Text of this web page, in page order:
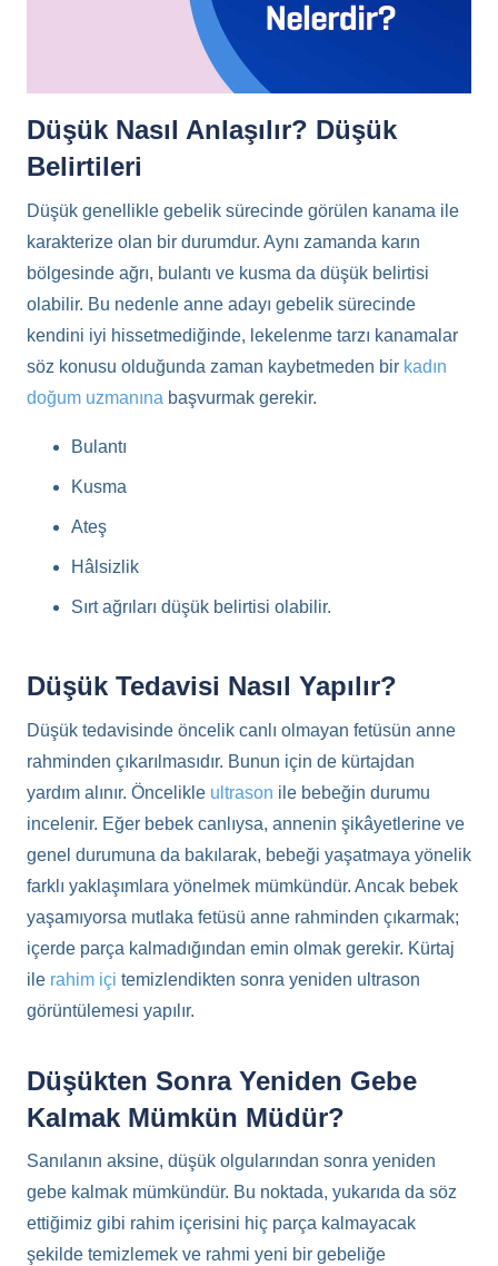
Düşük Nasıl Anlaşılır? Düşük
Belirtileri
Düşük genellikle gebelik sürecinde görülen kanama ile
karakterize olan bir durumdur. Aynı zamanda karın
bölgesinde ağrı, bulantı ve kusma da düşük belirtisi
olabilir. Bu nedenle anne adayı gebelik sürecinde
kendini iyi hissetmediğinde, lekelenme tarzı kanamalar
söz konusu olduğunda zaman kaybetmeden bir kadın
doğum uzmanına başvurmak gerekir.
Bulantı
Kusma
Ateş
Hâlsizlik
Sırt ağrıları düşük belirtisi olabilir.
Düşük Tedavisi Nasıl Yapılır?
Düşük tedavisinde öncelik canlı olmayan fetüsün anne
rahminden çıkarılmasıdır. Bunun için de kürtajdan
yardım alınır. Öncelikle ultrason ile bebeğin durumu
incelenir. Eğer bebek canlıysa, annenin şikâyetlerine ve
genel durumuna da bakılarak, bebeği yaşatmaya yönelik
farklı yaklaşımlara yönelmek mümkündür. Ancak bebek
yaşamıyorsa mutlaka fetüsü anne rahminden çıkarmak;
içerde parça kalmadığından emin olmak gerekir. Kürtaj
ile rahim içi temizlendikten sonra yeniden ultrason
görüntülemesi yapılır.
Düşükten Sonra Yeniden Gebe
Kalmak Mümkün Müdür?
Sanılanın aksine, düşük olgularından sonra yeniden
gebe kalmak mümkündür. Bu noktada, yukarıda da söz
ettiğimiz gibi rahim içerisini hiç parça kalmayacak
şekilde temizlemek ve rahmi yeni bir gebeliğe